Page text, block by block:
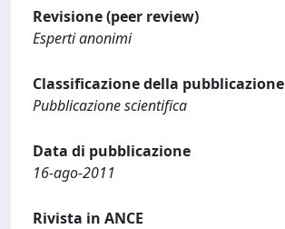
Revisione (peer review)
Esperti anonimi
Classificazione della pubblicazione
Pubblicazione scientifica
Data di pubblicazione
16-ago-2011
Rivista in ANCE